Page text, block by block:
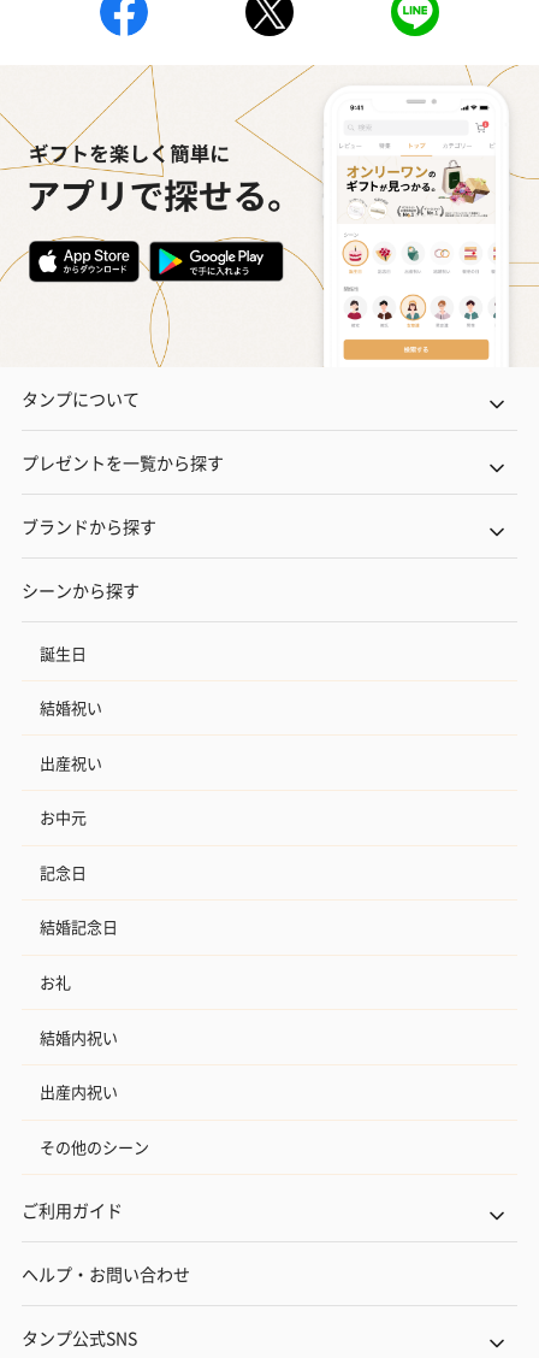
タンプについて
プレゼントを一覧から探す
ブランドから探す
シーンから探す
誕生日
結婚祝い
出産祝い
お中元
記念日
結婚記念日
お礼
結婚内祝い
出産内祝い
その他のシーン
ご利用ガイド
ヘルプ・お問い合わせ
タンプ公式SNS